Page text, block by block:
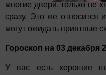
многие двери, только не
сразу. Это же относится
могут ожидать приятные
Гороскоп на 03 декабря
У вас есть хорошие